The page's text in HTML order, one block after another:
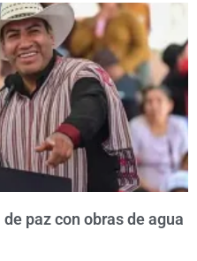
paz con obras de agua